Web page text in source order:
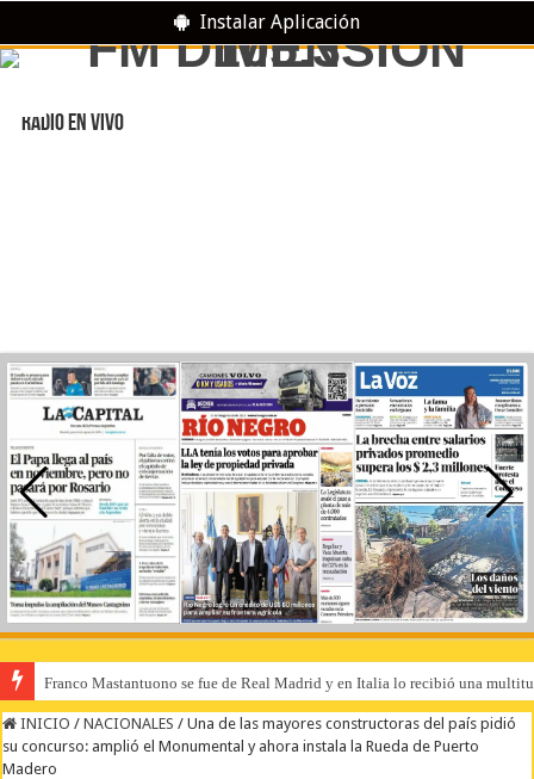
Instalar Aplicación
RADIO EN VIVO
Franco Mastantuono se fue de Real Madrid y en Italia lo recibió una
INICIO / NACIONALES / Una de las mayores constructoras del país pidió
su concurso: amplió el Monumental y ahora instala la Rueda de Puerto
Madero